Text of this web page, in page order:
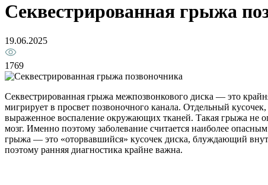
Секвестрированная грыжа
19.06.2025
1769
Секвестрированная грыжа межпозвонкового диска — это
мигрирует в просвет позвоночного канала. Отдельный
выраженное воспаление окружающих тканей. Такая грыжа не
мозг. Именно поэтому заболевание считается наиболее
грыжа — это «оторвавшийся» кусочек диска, блуждающий
поэтому ранняя диагностика крайне важна.